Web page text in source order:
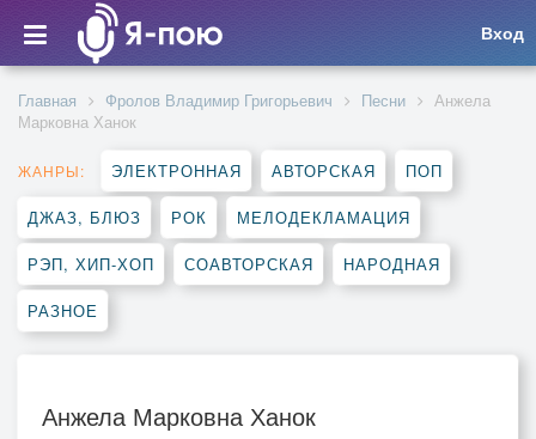
Вход
Главная Фролов Владимир Григорьевич Песни
Анжела
Марковна Ханок
ЖАНРЫ: ЭЛЕКТРОННАЯ АВТОРСКАЯ ПОП
ДЖАЗ, БЛЮЗ РОК МЕЛОДЕКЛАМАЦИЯ
РЭП, ХИП-ХОП СОАВТОРСКАЯ НАРОДНАЯ
РАЗНОЕ
Анжела Марковна Ханок